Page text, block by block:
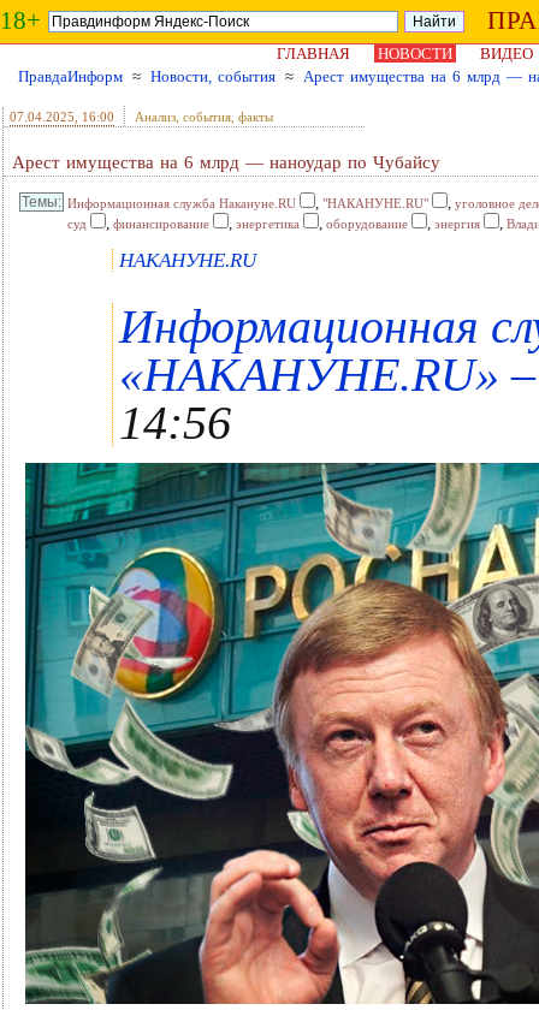
18+
ГЛАВНАЯ НОВОСТИ
ВИДЕО
ПравдаИнформ ≈ Новости, события ≈ Арест имущества на 6 млрд —
07.04.2025 , 16:00 Анализ, события, факты
Арест имущества на 6 млрд — наноудар по Чубайсу
Информационная служба Накануне.RU , "НАКАНУНЕ.RU" , уголовное
суд
, финансирование , энергетика , оборудование , энергия ,
НАКАНУНЕ.RU
Информационная
«НАКАНУНЕ.RU» –
14:56